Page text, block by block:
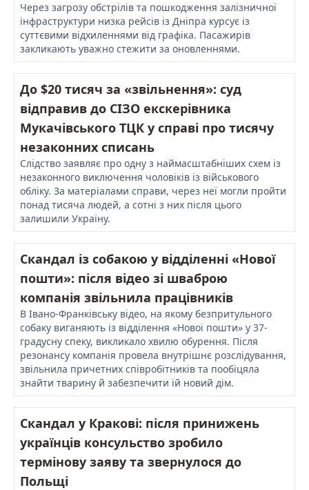
Через загрозу обстрілів та пошкодження залізничної
інфраструктури низка рейсів із Дніпра курсує із
суттєвими відхиленнями від графіка. Пасажирів
закликають уважно стежити за оновленнями.
До $20 тисяч за «звільнення»: суд
відправив до СІЗО екскерівника
Мукачівського ТЦК у справі про тисячу
незаконних списань
Слідство заявляє про одну з наймасштабніших схем із
незаконного виключення чоловіків із військового
обліку. За матеріалами справи, через неї могли пройти
понад тисяча людей, а сотні з них після цього
залишили Україну.
Скандал із собакою у відділенні «Нової
пошти»: після відео зі шваброю
компанія звільнила працівників
В Івано-Франківську відео, на якому безпритульного
собаку виганяють із відділення «Нової пошти» у 37-
градусну спеку, викликало хвилю обурення. Після
резонансу компанія провела внутрішнє розслідування,
звільнила причетних співробітників та пообіцяла
знайти тварину й забезпечити їй новий дім.
Скандал у Кракові: після принижень
українців консульство зробило
термінову заяву та звернулося до
Польщі